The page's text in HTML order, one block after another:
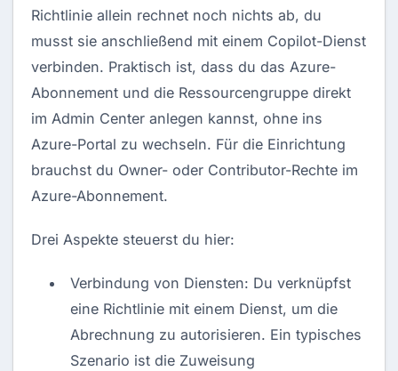
Richtlinie allein rechnet noch nichts ab, du
musst sie anschließend mit einem Copilot-Dienst
verbinden. Praktisch ist, dass du das Azure-
Abonnement und die Ressourcengruppe direkt
im Admin Center anlegen kannst, ohne ins
Azure-Portal zu wechseln. Für die Einrichtung
brauchst du Owner- oder Contributor-Rechte im
Azure-Abonnement.
Drei Aspekte steuerst du hier:
Verbindung von Diensten: Du verknüpfst
eine Richtlinie mit einem Dienst, um die
Abrechnung zu autorisieren. Ein typisches
Szenario ist die Zuweisung